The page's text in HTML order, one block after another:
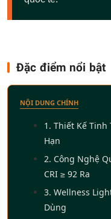
Đặc điểm nổi bật
NỘI DUNG CHÍNH
1. Thiết Kế Tinh
Hạn
2. Công Nghệ
CRI ≥ 92 Ra
3. Wellness
Dùng